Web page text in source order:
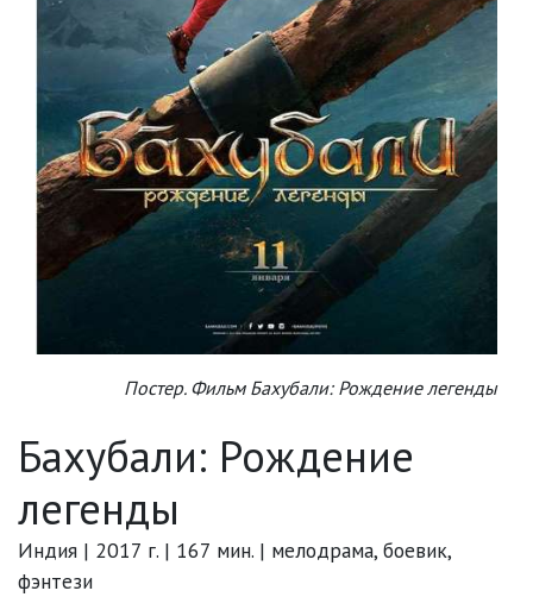
Постер. Фильм Бахубали: Рождение легенды
Бахубали: Рождение
легенды
Индия | 2017 г. | 167 мин. | мелодрама, боевик,
фэнтези